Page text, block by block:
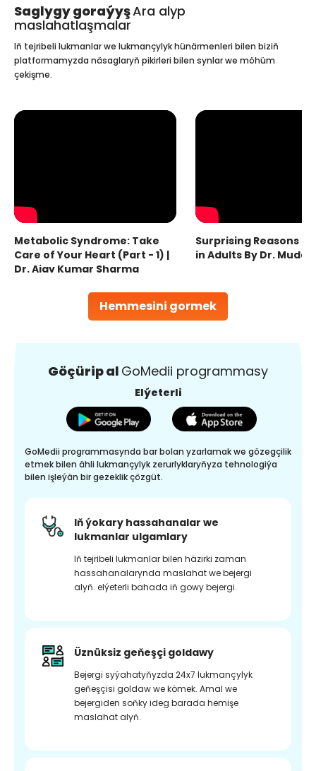
Saglygy goraýyşAra alyp
maslahatlaşmalar
Hemmesini gormek
Iň tejribeli lukmanlar we lukmançylyk hünärmenleri bilen biziň
platformamyzda näsaglaryň pikirleri bilen synlar we möhüm
çekişme.
Metabolic Syndrome: Take
Care of Your Heart (Part - 1) |
Dr. Ajay Kumar Sharma
Surprising Reasons
in Adults By Dr.
Göçürip al GoMedii programmasy
Elýeterli
GoMedii programmasynda bar bolan yzarlamak we gözegçilik
etmek bilen ähli lukmançylyk zerurlyklaryňyza tehnologiýa
bilen işleýän bir gezeklik çözgüt.
Iň ýokary hassahanalar we
lukmanlar ulgamlary
Iň tejribeli lukmanlar bilen häzirki zaman
hassahanalarynda maslahat we bejergi
alyň. elýeterli bahada iň gowy bejergi.
Üznüksiz geňeşçi goldawy
Bejergi syýahatyňyzda 24x7 lukmançylyk
geňeşçisi goldaw we kömek. Amal we
bejergiden soňky ideg barada hemişe
maslahat alyň.